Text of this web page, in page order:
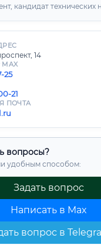
кандидат технических
14
25
21
ПОЧТА
вопросы?
удобным способом:
Задать вопрос
Написать в Max
вопрос в